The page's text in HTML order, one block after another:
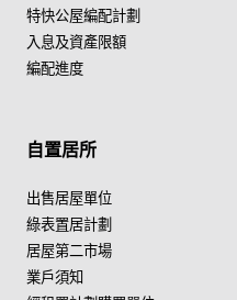
特快公屋編配計劃
入息及資產限額
編配進度
自置居所
出售居屋單位
綠表置居計劃
居屋第二市場
業戶須知